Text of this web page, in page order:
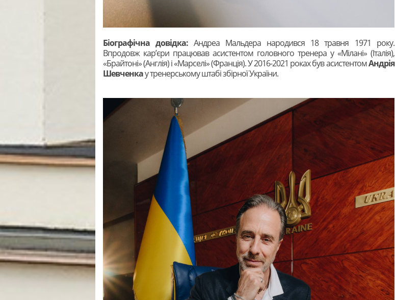
Біографічна довідка:Андреа Мальдера народився 18 травня 1971 року.
Впродовж кар’єри працював асистентом головного тренера у «Мілані» (Італія),
«Брайтоні» (Англія) і «Марселі» (Франція). У 2016-2021 роках був асистентомАндрія
Шевченкау тренерському штабі збірної України.